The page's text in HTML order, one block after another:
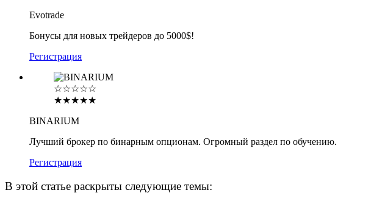
Evotrade
Бонусы для новых трейдеров до 5000$!
Регистрация
☆☆☆☆☆
★★★★★
BINARIUM
Лучший брокер по бинарным опционам. Огромный раздел по обучению.
Регистрация
В этой статье раскрыты следующие темы: